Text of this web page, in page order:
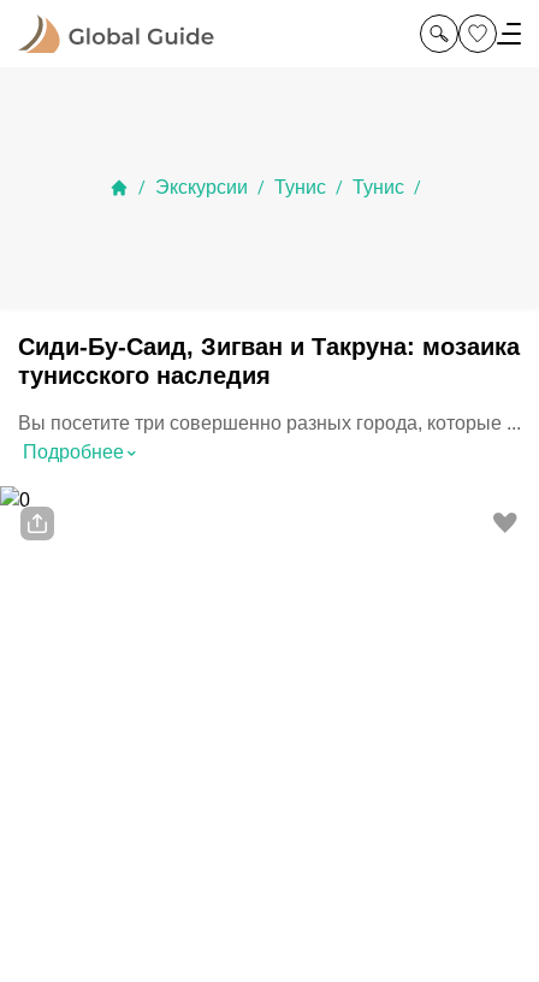
/ Экскурсии / Тунис / Тунис /
Сиди-Бу-Саид, Зигван и Такруна: мозаика
тунисского наследия
Вы посетите три совершенно разных города, которые ...
Подробнее⌃